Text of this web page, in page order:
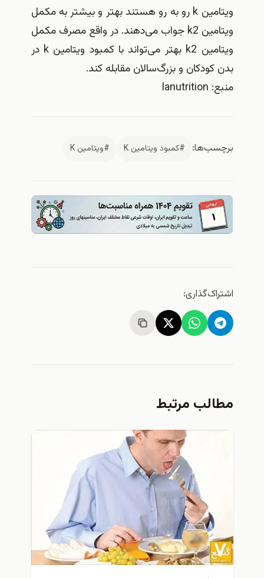
ویتامین k رو به رو هستند بهتر و بیشتر به مکمل
ویتامین k2 جواب می‌دهند. در واقع مصرف مکمل
ویتامین k2 بهتر می‌تواند با کمبود ویتامین k در
بدن کودکان و بزرگ‌سالان مقابله کند.
منبع: lanutrition
برچسب‌ها: #كمبود ويتامين K #ويتامين K
اشتراک‌گذاری:
مطالب مرتبط